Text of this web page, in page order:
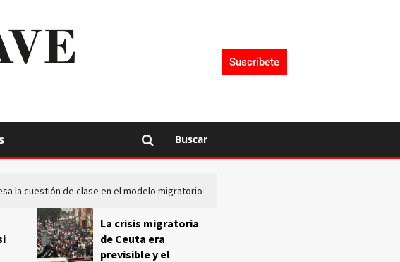
Suscríbete
Buscar
la cuestión de clase en el modelo migratorio
La crisis migratoria
de Ceuta era
previsible y el